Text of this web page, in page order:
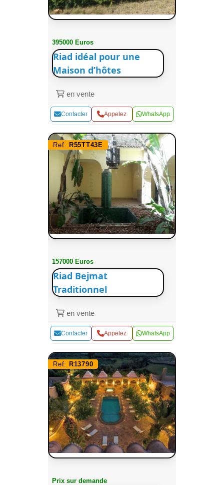
395000 Euros
Riad idéal pour une
Maison d’hôtes
en vente
Contacter Appelez WhatsApp
Ref: R55TT43E
157000 Euros
Riad Bejmat
Traditionnel
en vente
Contacter Appelez WhatsApp
Ref: R13790
Prix sur demande